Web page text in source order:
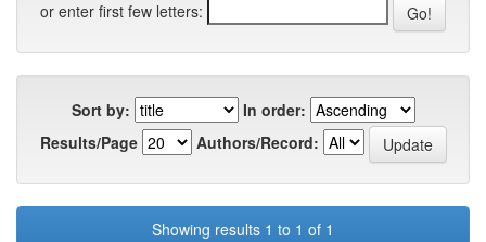
or enter first few letters:
Sort by:
In order:
Results/Page
Authors/Record:
Showing results 1 to 1 of 1